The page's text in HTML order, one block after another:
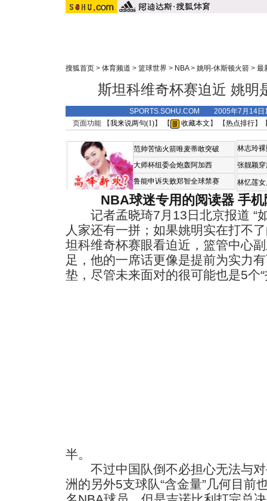
搜狐首页 > 体育频道 > 篮球世界 > NBA> 姚明-休斯顿火箭 > 最
斯坦科维奇杯赛迫近 姚明
SPORTS.SOHU.COM 2005年7月14
页面功能 【我来说两句(1)】 【 收藏本文 】 【热点排行】
范帅苦恼火箭唯麦蒂敢突破
大师杯组委会炮轰阿加西
鲁能申诉失败郑智全球禁赛
林志玲
张靓颖
林忆莲
NBA球迷专用的阅读器 手
记者孟晓琦7月13日北京报道 “
人家还有一拼；如果姚明实在打不
坦科维奇杯赛眼看迫近，篮管中心
足，他的一席话更像是提前为实力
垫，尽管未来面对的很可能也是5个
半。
不过中国队倒不必担心无法与对
洲的另外5支球队“含金量”几何目前